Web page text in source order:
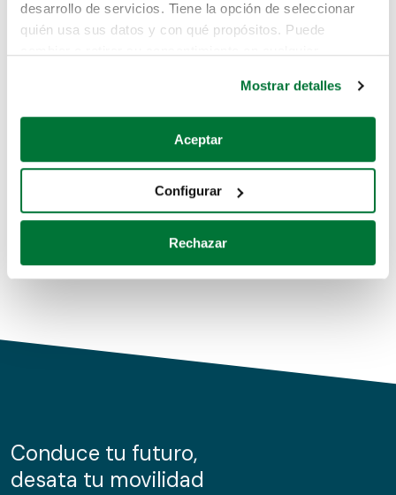
desarrollo de servicios. Tiene la opción de seleccionar
quién usa sus datos y con qué propósitos. Puede
Si lo permite, también quisiéramos:
Recopilar información sobre su ubicación geográfica
Identificar su dispositivo analizándolo activamente
para buscar características específicas (huellas
Obtenga más información sobre cómo se procesan sus
de cookies.
información sobre el uso que haga del sitio web con
nuestros partners de redes sociales, publicidad y análisis
Mostrar detalles
Aceptar
Configurar
Rechazar
Pero puedes encontrar el coche que estás
buscando en alguno de estos enlaces:
Coches de segunda mano
Coches de km0
Conduce tu futuro,
desata tu movilidad